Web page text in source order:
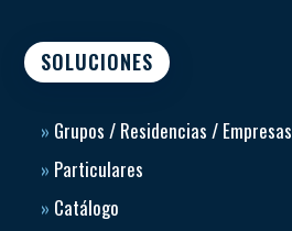
SOLUCIONES
» Grupos / Residencias / Empresas
» Particulares
» Catálogo